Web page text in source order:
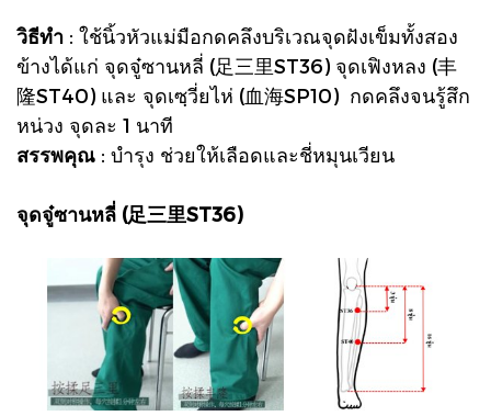
วิธีทำ : ใช้นิ้วหัวแม่มือกดคลึงบริเวณจุดฝังเข็มทั้งสอง
ข้างได้แก่ จุดจู๋ซานหลี่ (足三里ST36) จุดเฟิงหลง (丰
隆ST40) และ จุดเซฺวี่ยไห่ (血海SP10) กดคลึงจนรู้สึก
หน่วง จุดละ 1 นาที
สรรพคุณ : บำรุง ช่วยให้เลือดและชี่หมุนเวียน
จุดจู๋ซานหลี่ (足三里ST36)